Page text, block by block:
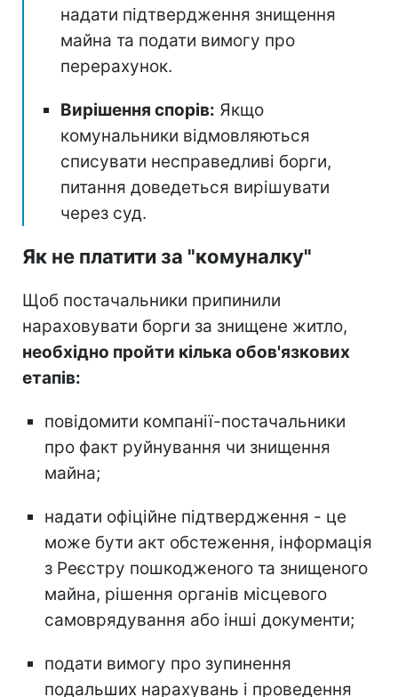
надати підтвердження знищення
майна та подати вимогу про
перерахунок.
Вирішення спорів: Якщо
комунальники відмовляються
списувати несправедливі борги,
питання доведеться вирішувати
через суд.
Як не платити за "комуналку"
Щоб постачальники припинили
нараховувати борги за знищене житло,
необхідно пройти кілька обов'язкових
етапів:
повідомити компанії-постачальники
про факт руйнування чи знищення
майна;
надати офіційне підтвердження - це
може бути акт обстеження, інформація
з Реєстру пошкодженого та знищеного
майна, рішення органів місцевого
самоврядування або інші документи;
подати вимогу про зупинення
подальших нарахувань і проведення